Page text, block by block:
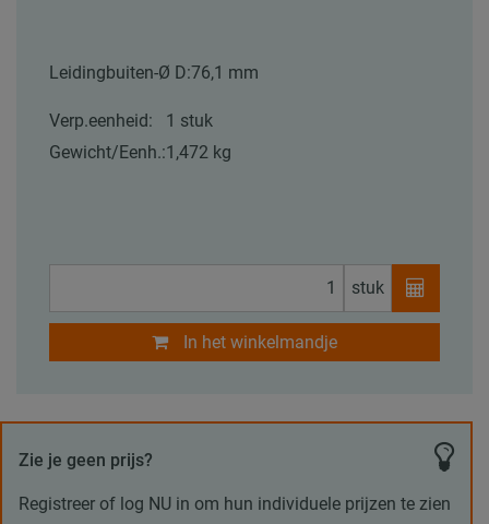
Leidingbuiten-Ø D:76,1 mm
Verp.eenheid:
1 stuk
Gewicht/Eenh.:1,472 kg
stuk
In het winkelmandje
Zie je geen prijs?
Registreer of log NU in om hun individuele prijzen te zien